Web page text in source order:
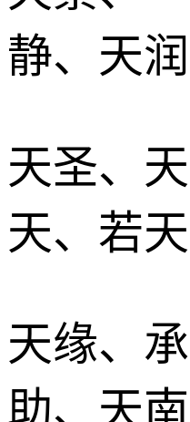
静、天
天圣、
天、若
天缘、
助、天